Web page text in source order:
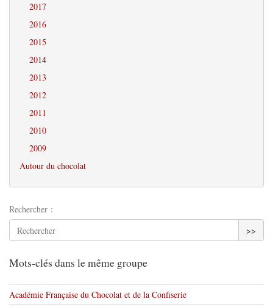
2017
2016
2015
2014
2013
2012
2011
2010
2009
Autour du chocolat
Rechercher :
>>
Mots-clés dans le même groupe
Académie Française du Chocolat et de la Confiserie